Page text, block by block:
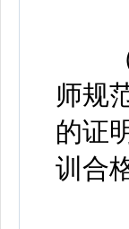
（6
师规
的证
训合